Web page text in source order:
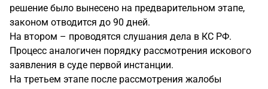
решение было вынесено на предварительном этапе,
законом отводится до 90 дней.
На втором – проводятся слушания дела в КС РФ.
Процесс аналогичен порядку рассмотрения искового
заявления в суде первой инстанции.
На третьем этапе после рассмотрения жалобы